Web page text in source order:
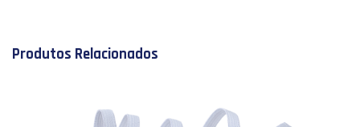
Produtos Relacionados